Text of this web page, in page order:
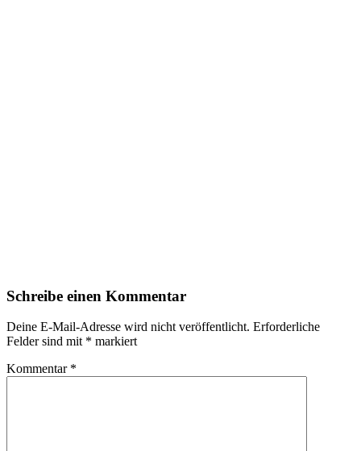
Schreibe einen Kommentar
Deine E-Mail-Adresse wird nicht veröffentlicht. Erforderliche
Felder sind mit * markiert
Kommentar *